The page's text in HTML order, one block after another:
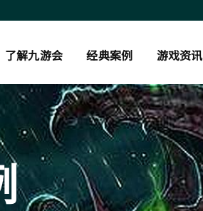
了解九游会 经典案例 游戏资讯